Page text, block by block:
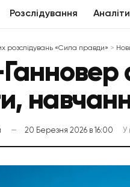
Розслідування
розслідувань «Сила правди» >
20 Березня 2026 в 16:00 У